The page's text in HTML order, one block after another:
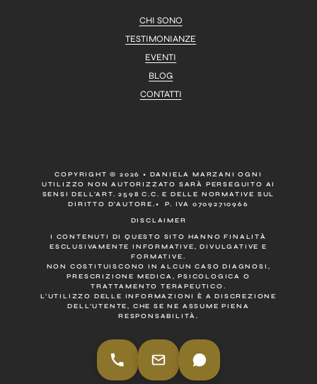
CHI SONO
TESTIMONIANZE
EVENTI
BLOG
CONTATTI
COPYRIGHT © 2026 • DANIELA MARZANI OGNI
UTILIZZO NON AUTORIZZATO SARÀ PERSEGUITO AI
SENSI DELL’ART. 2598 C.C. E DELLE NORMATIVE SUL
DIRITTO D’AUTORE.• P. IVA 07092710966
DISCLAIMER
I CONTENUTI DI QUESTO SITO HANNO FINALITÀ
ESCLUSIVAMENTE INFORMATIVE, DIVULGATIVE E
FORMATIVE.
NON COSTITUISCONO IN ALCUN CASO DIAGNOSI,
PRESCRIZIONE MEDICA, PSICOLOGICA O
TRATTAMENTO TERAPEUTICO.
L’UTILIZZO DELLE INFORMAZIONI È A DISCREZIONE
DELL’UTENTE, CHE SE NE ASSUME PIENA
RESPONSABILITÀ.